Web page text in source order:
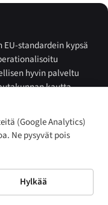
standardein kypsä
hyvin palveltu
kautta.
sektorin puolelle;
jatkuvasti
aikana,
ylimmällä tasolla
— ja jatkaako
(Google Analytics)
Ne pysyvät pois
Hylkää